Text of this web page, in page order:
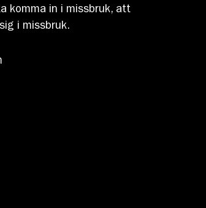
komma in i missbruk, att
i missbruk.